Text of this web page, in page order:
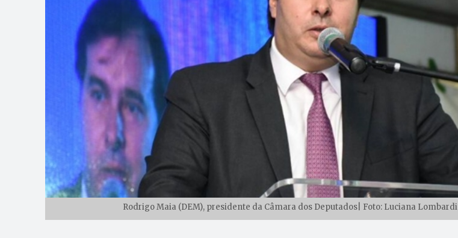
Rodrigo Maia (DEM), presidente da Câmara dos Deputados| Foto: Luciana Lombardi